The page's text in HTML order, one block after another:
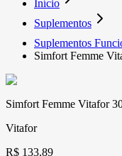
Início
Suplementos
Suplementos
Simfort Femme
Simfort Femme Vitafor
Vitafor
R$ 133,89